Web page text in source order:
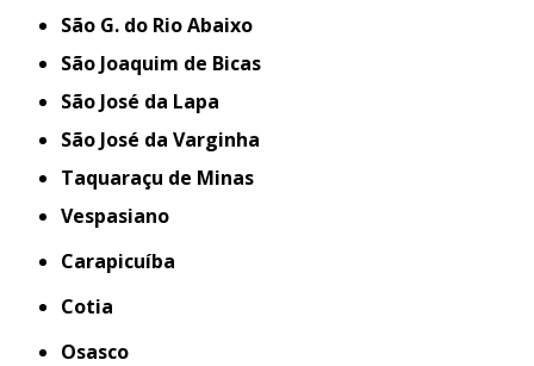
São G. do Rio Abaixo
São Joaquim de Bicas
São José da Lapa
São José da Varginha
Taquaraçu de Minas
Vespasiano
Carapicuíba
Cotia
Osasco